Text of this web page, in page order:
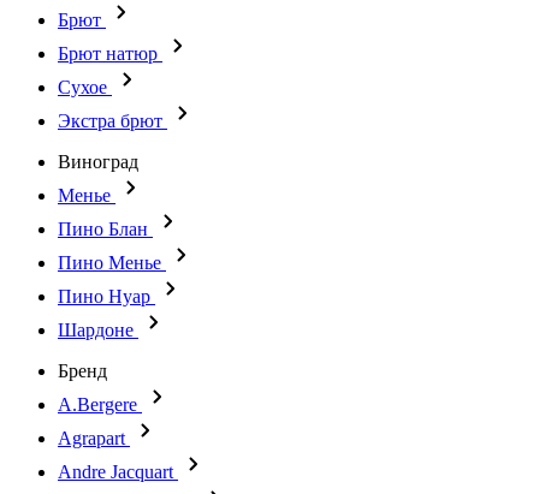
Брют
Брют натюр
Сухое
Экстра брют
Виноград
Менье
Пино Блан
Пино Менье
Пино Нуар
Шардоне
Бренд
A.Bergere
Agrapart
Andre Jacquart